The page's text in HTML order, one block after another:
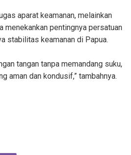
aparat keamanan, melainkan
menekankan pentingnya persatuan
stabilitas keamanan di Papua.
tangan tanpa memandang suku,
aman dan kondusif,” tambahnya.